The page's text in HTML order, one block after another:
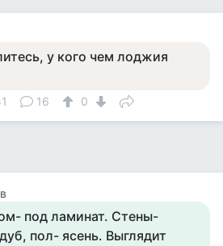
у кого чем лоджия
16 0
под ламинат. Стены-
пол- ясень. Выглядит